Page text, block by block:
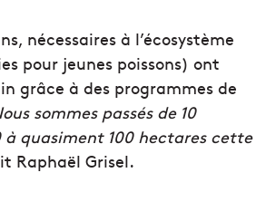
nécessaires à l’écosystème
pour jeunes poissons) ont
grâce à des programmes de
sommes passés de 10
à quasiment 100 hectares cette
Raphaël Grisel.